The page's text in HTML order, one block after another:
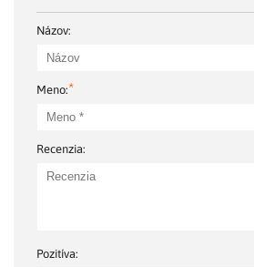
Názov:
Meno:*
Recenzia:
Pozitíva: